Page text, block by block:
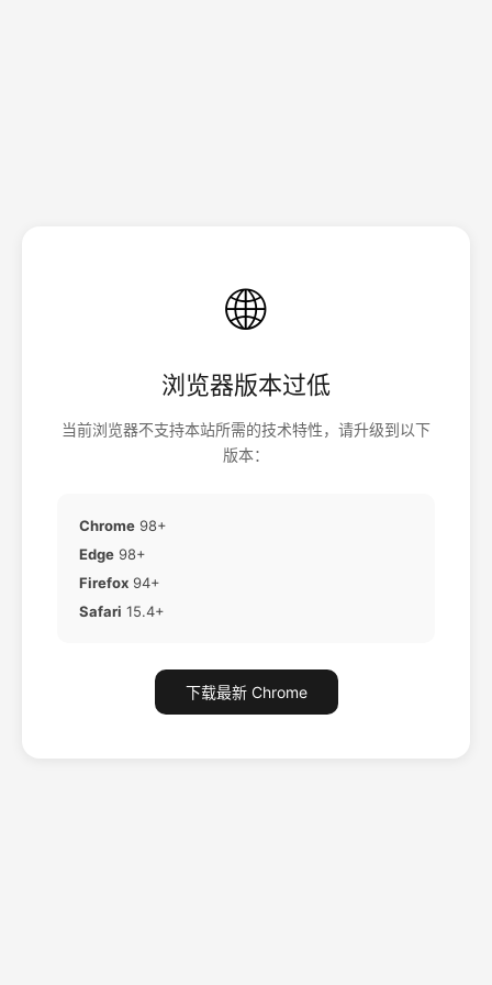
🌐
浏览器版本过低
当前浏览器不支持本站所需的技术特性，请升级到以下
版本：
Chrome 98+
Edge 98+
Firefox 94+
Safari 15.4+
下载最新 Chrome